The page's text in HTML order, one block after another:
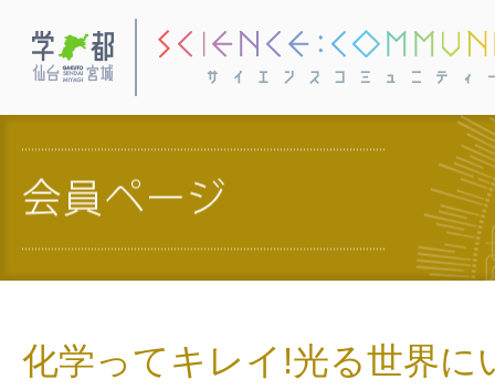
学都・仙台宮城
化学ってキレイ!光る世界に